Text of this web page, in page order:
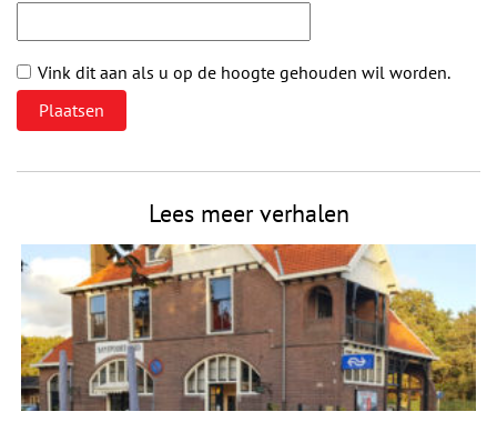
Vink dit aan als u op de hoogte gehouden wil worden.
Lees meer verhalen